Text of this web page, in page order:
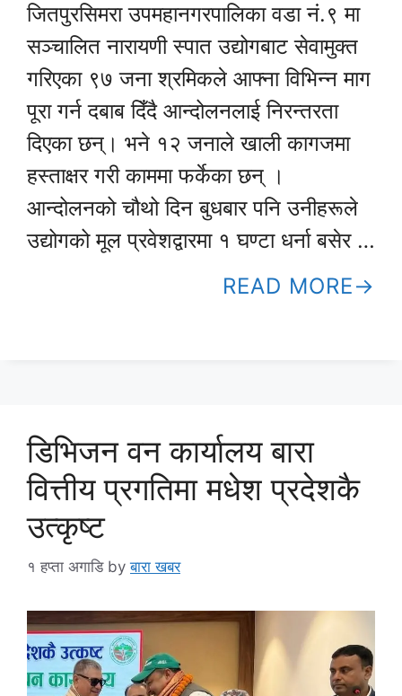
जितपुरसिमरा उपमहानगरपालिका वडा नं.९ मा
सञ्चालित नारायणी स्पात उद्योगबाट सेवामुक्त
गरिएका ९७ जना श्रमिकले आफ्ना विभिन्न माग
पूरा गर्न दबाब दिँदै आन्दोलनलाई निरन्तरता
दिएका छन्। भने १२ जनाले खाली कागजमा
हस्ताक्षर गरी काममा फर्केका छन् ।
आन्दोलनको चौथो दिन बुधबार पनि उनीहरूले
उद्योगको मूल प्रवेशद्वारमा १ घण्टा धर्ना बसेर …
READ MORE
डिभिजन वन कार्यालय बारा
वित्तीय प्रगतिमा मधेश प्रदेशकै
उत्कृष्ट
१ हप्ता अगाडि byबारा खबर